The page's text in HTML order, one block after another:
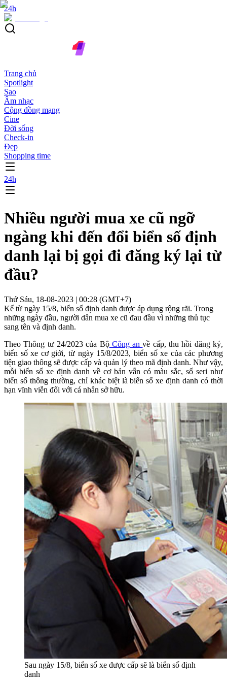
24h
Trang chủ
Spotlight
Sao
Âm nhạc
Cộng đồng mạng
Cine
Đời sống
Check-in
Đẹp
Shopping time
24h
Nhiều người mua xe cũ ngỡ
ngàng khi đến đổi biển số định
danh lại bị gọi đi đăng ký lại từ
đầu?
Thứ Sáu, 18-08-2023 | 00:28 (GMT+7)
Kể từ ngày 15/8, biển số định danh được áp dụng rộng rãi. Trong
những ngày đầu, người dân mua xe cũ đau đầu vì những thủ tục
sang tên và định danh.
Theo Thông tư 24/2023 của BộCông anvề cấp, thu hồi đăng ký,
biển số xe cơ giới, từ ngày 15/8/2023, biển số xe của các phương
tiện giao thông sẽ được cấp và quản lý theo mã định danh. Như vậy,
mỗi biển số xe định danh về cơ bản vẫn có màu sắc, số seri như
biển số thông thường, chỉ khác biệt là biển số xe định danh có thời
hạn vĩnh viễn đối với cá nhân sở hữu.
Sau ngày 15/8, biển số xe được cấp sẽ là biển số định
danh